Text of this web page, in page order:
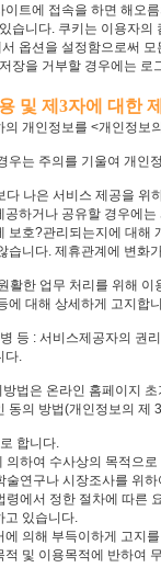
이트에 접속을 하면 해오
습니다. 쿠키는 이용자
옵션을 설정함으로써
장을 거부할 경우에는
및 제3자에 대한
의 개인정보를 <개인정보
우는 주의를 기울여 개인
다 나은 서비스 제공을 위
공하거나 공유할 경우에
보호?관리되는지에 대해
습니다. 제휴관계에 변화
활한 업무 처리를 위해
에 대해 상세하게 고지합
등 : 서비스제공자의 권
다.
법은 온라인 홈페이지
동의 방법(개인정보의 제
합니다.
의하여 수사상의 목적으
술연구나 시장조사를 위
령에서 정한 절차에 따른
고 있습니다.
에 의해 부득이하게 고지
적 및 이용목적에 반하여